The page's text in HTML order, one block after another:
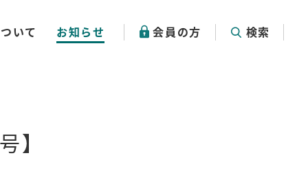
いて お知らせ 会員の方 検索
】